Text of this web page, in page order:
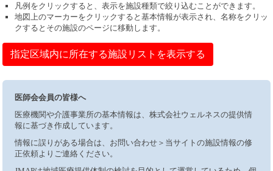
凡例をクリックすると、表示を施設種類で絞り込むことができます。
地図上のマーカーをクリックすると基本情報が表示され、名称をクリッ
クするとその施設のページに移動します。
指定区域内に所在する施設リストを表示する
医師会会員の皆様へ
医療機関や介護事業所の基本情報は、株式会社ウェルネスの提供情
報に基づき作成しています。
情報に誤りがある場合は、お問い合わせ＞当サイトの施設情報の修
正依頼よりご連絡ください。